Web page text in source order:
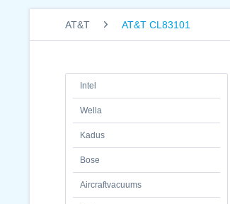
AT&T AT&T CL83101
Intel
Wella
Kadus
Bose
Aircraftvacuums